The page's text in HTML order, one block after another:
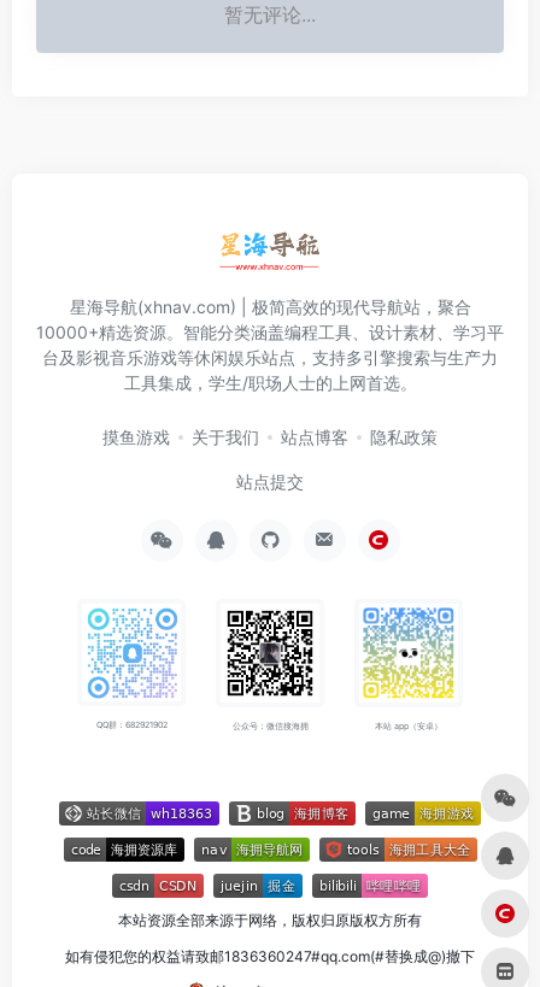
暂无评论...
星海导航(xhnav.com) | 极简高效的现代导航站，聚合
10000+精选资源。智能分类涵盖编程工具、设计素材、学习平
台及影视音乐游戏等休闲娱乐站点，支持多引擎搜索与生产力
工具集成，学生/职场人士的上网首选。
摸鱼游戏 关于我们 站点博客 隐私政策
站点提交
QQ群：682921902 公众号：微信搜海拥 本站 app（安卓）
本站资源全部来源于网络，版权归原版权方所有
如有侵犯您的权益请致邮1836360247#qq.com(#替换成@)撤下